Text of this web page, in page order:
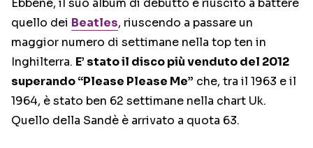
Ebbene, il suo album di debutto è riuscito a battere
quello dei Beatles, riuscendo a passare un
maggior numero di settimane nella top ten in
Inghilterra. E’ stato il disco più venduto del 2012
superando “Please Please Me” che, tra il 1963 e il
1964, è stato ben 62 settimane nella chart Uk.
Quello della Sandè è arrivato a quota 63.